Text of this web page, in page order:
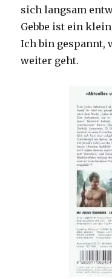
sich langsam
Gebbe ist ein
Ich bin gespannt,
weiter geht.